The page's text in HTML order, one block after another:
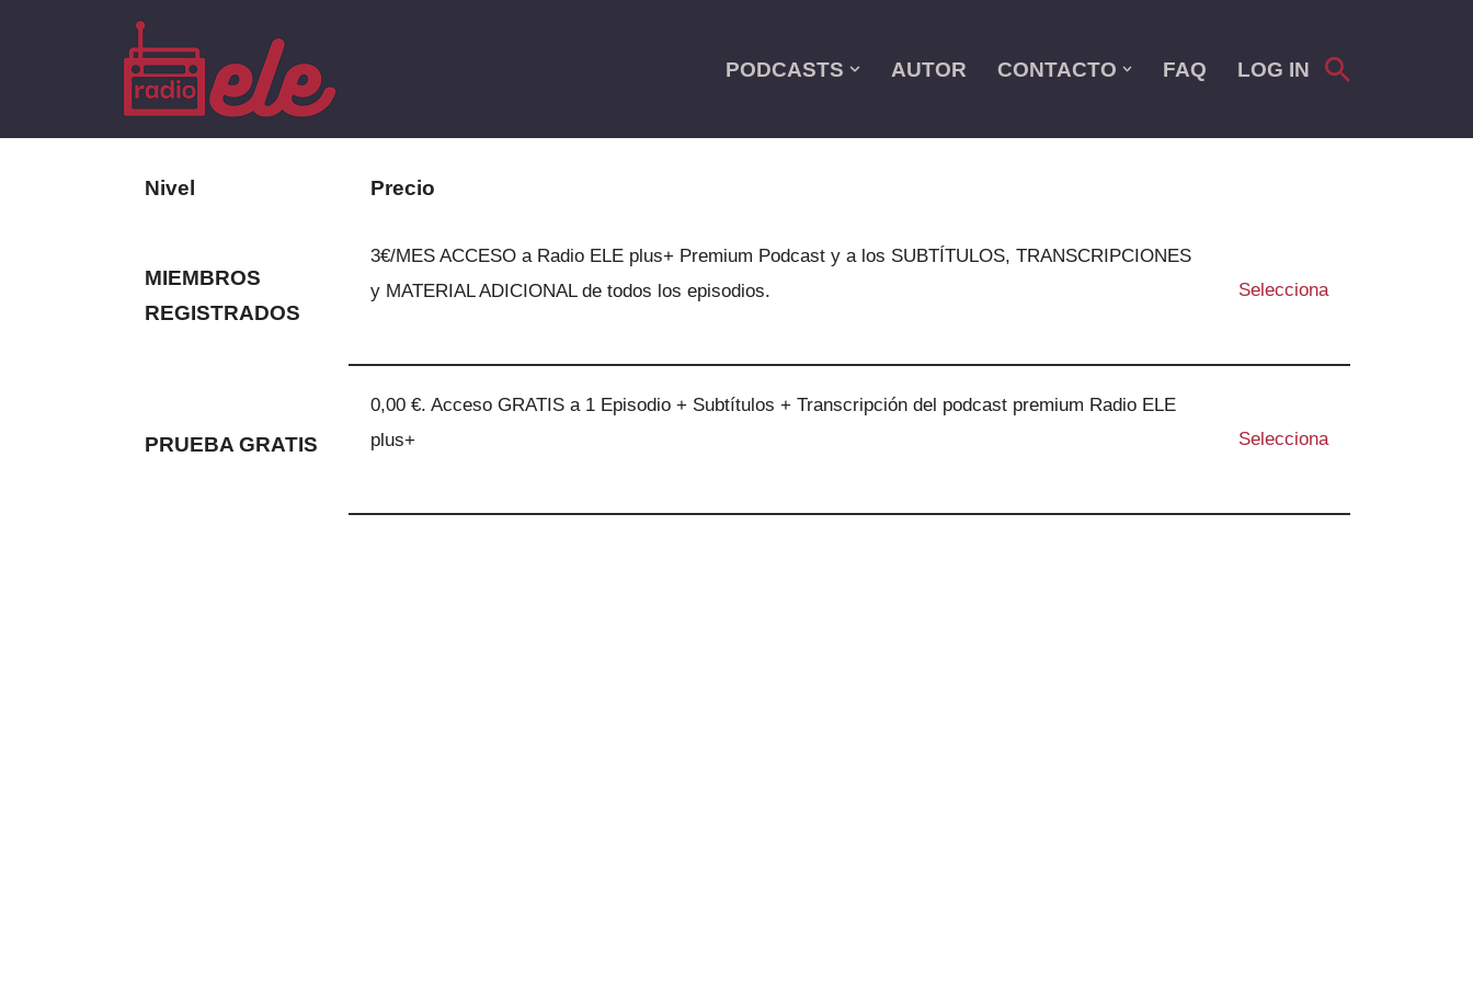
contenido
PODCASTS AUTOR CONTACTO FAQ LOG IN
Nivel Precio
MIEMBROS
REGISTRADOS
3€/MES ACCESO a Radio ELE plus+ Premium Podcast y a los SUBTÍTULOS, TRANSCRIPCIONES
y MATERIAL ADICIONAL de todos los episodios.
Selecciona
PRUEBA GRATIS
0,00 €. Acceso GRATIS a 1 Episodio + Subtítulos + Transcripción del podcast premium Radio ELE
plus+
Selecciona